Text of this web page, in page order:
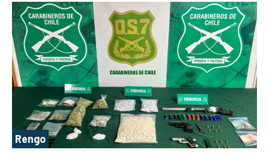
Rengo